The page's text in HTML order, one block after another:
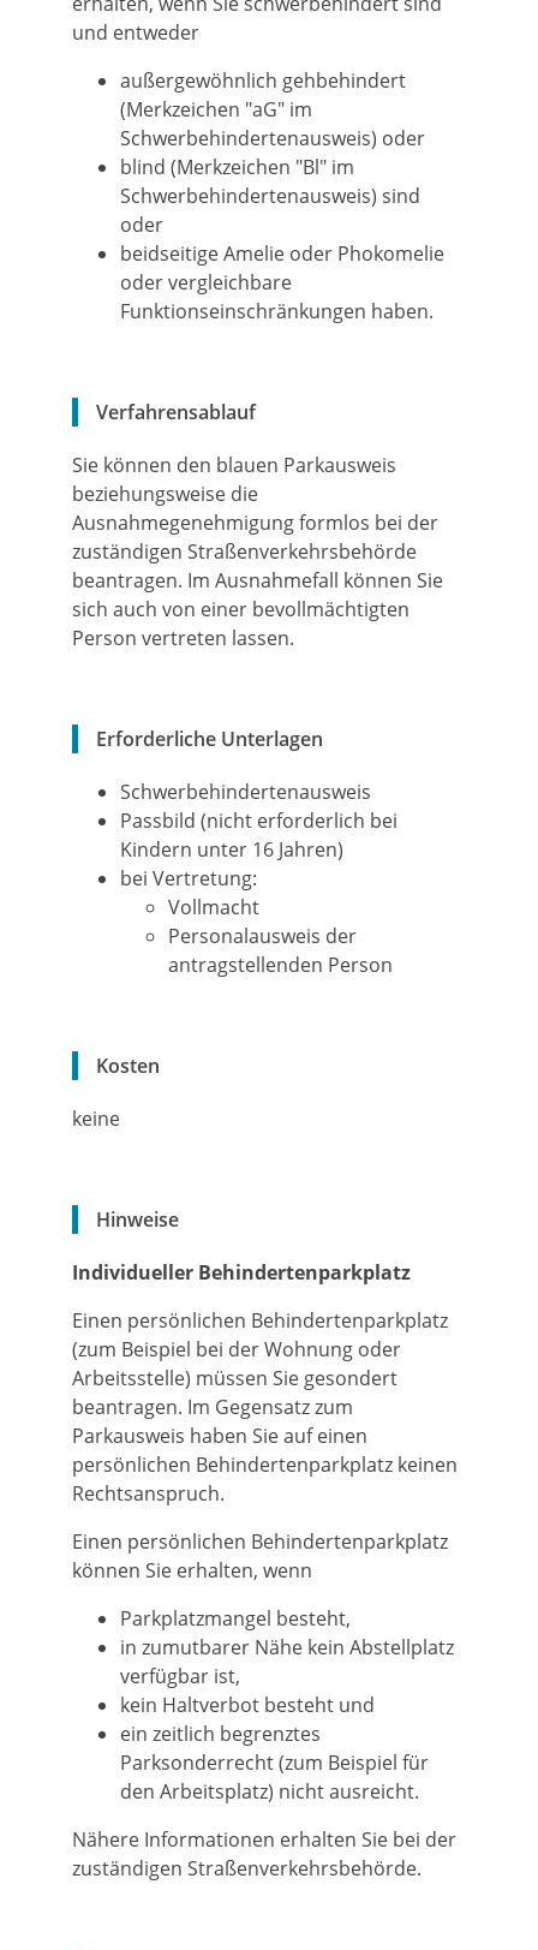
und entweder
außergewöhnlich gehbehindert
(Merkzeichen "aG" im
Schwerbehindertenausweis) oder
blind (Merkzeichen "Bl" im
Schwerbehindertenausweis) sind
oder
beidseitige Amelie oder Phokomelie
oder vergleichbare
Funktionseinschränkungen haben.
Verfahrensablauf
Sie können den blauen Parkausweis
beziehungsweise die
Ausnahmegenehmigung formlos bei der
zuständigen Straßenverkehrsbehörde
beantragen. Im Ausnahmefall können Sie
sich auch von einer bevollmächtigten
Person vertreten lassen.
Erforderliche Unterlagen
Schwerbehindertenausweis
Passbild (nicht erforderlich bei
Kindern unter 16 Jahren)
bei Vertretung:
Vollmacht
Personalausweis der
antragstellenden Person
Kosten
keine
Hinweise
Individueller Behindertenparkplatz
Einen persönlichen Behindertenparkplatz
(zum Beispiel bei der Wohnung oder
Arbeitsstelle) müssen Sie gesondert
beantragen. Im Gegensatz zum
Parkausweis haben Sie auf einen
persönlichen Behindertenparkplatz keinen
Rechtsanspruch.
Einen persönlichen Behindertenparkplatz
können Sie erhalten, wenn
Parkplatzmangel besteht,
in zumutbarer Nähe kein Abstellplatz
verfügbar ist,
kein Haltverbot besteht und
ein zeitlich begrenztes
Parksonderrecht (zum Beispiel für
den Arbeitsplatz) nicht ausreicht.
Nähere Informationen erhalten Sie bei der
zuständigen Straßenverkehrsbehörde.